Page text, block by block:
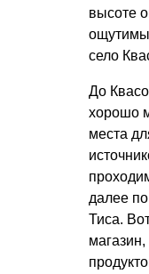
высоте
село
До
хорошо
места
далее
Тиса.